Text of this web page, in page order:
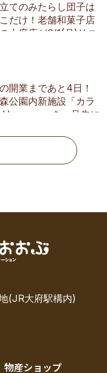
てのみたらし団子は
だけ！老舗和菓子店
大府店が6/1(月)リニ
開業まであと4日！
公園内新施設「カラ
Harappa」を一足先に
(JR大府駅構内)
物産ショップ